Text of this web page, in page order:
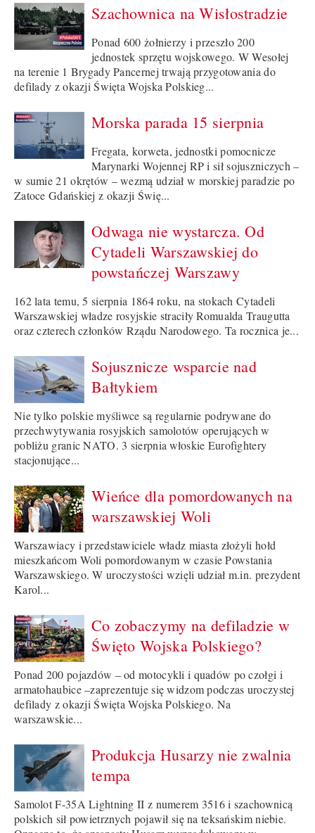
Szachownica na Wisłostradzie
Ponad 600 żołnierzy i przeszło 200
jednostek sprzętu wojskowego. W Wesołej
na terenie 1 Brygady Pancernej trwają przygotowania do
defilady z okazji Święta Wojska Polskieg...
Morska parada 15 sierpnia
Fregata, korweta, jednostki pomocnicze
Marynarki Wojennej RP i sił sojuszniczych –
w sumie 21 okrętów – wezmą udział w morskiej paradzie po
Zatoce Gdańskiej z okazji Świę...
Odwaga nie wystarcza. Od
Cytadeli Warszawskiej do
powstańczej Warszawy
162 lata temu, 5 sierpnia 1864 roku, na stokach Cytadeli
Warszawskiej władze rosyjskie straciły Romualda Traugutta
oraz czterech członków Rządu Narodowego. Ta rocznica je...
Sojusznicze wsparcie nad
Bałtykiem
Nie tylko polskie myśliwce są regularnie podrywane do
przechwytywania rosyjskich samolotów operujących w
pobliżu granic NATO. 3 sierpnia włoskie Eurofightery
stacjonujące...
Wieńce dla pomordowanych na
warszawskiej Woli
Warszawiacy i przedstawiciele władz miasta złożyli hołd
mieszkańcom Woli pomordowanym w czasie Powstania
Warszawskiego. W uroczystości wzięli udział m.in. prezydent
Karol...
Co zobaczymy na defiladzie w
Święto Wojska Polskiego?
Ponad 200 pojazdów – od motocykli i quadów po czołgi i
armatohaubice –zaprezentuje się widzom podczas uroczystej
defilady z okazji Święta Wojska Polskiego. Na
warszawskie...
Produkcja Husarzy nie zwalnia
tempa
Samolot F-35A Lightning II z numerem 3516 i szachownicą
polskich sił powietrznych pojawił się na teksańskim niebie.